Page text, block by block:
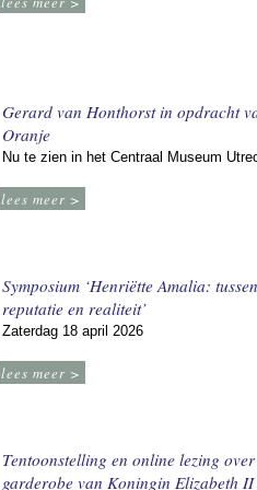
Gerard van Honthorst in opdracht
Oranje
Nu te zien in het Centraal Museum
lees meer >
Symposium ‘Henriëtte Amalia: tussen
reputatie en realiteit’
Zaterdag 18 april 2026
lees meer >
Tentoonstelling en online lezing
garderobe van Koningin Elizabeth II